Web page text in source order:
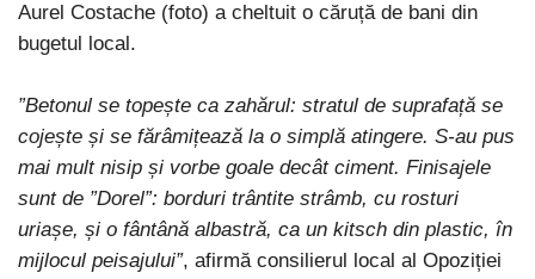
Aurel Costache (foto) a cheltuit o căruță de bani din
bugetul local.
”Betonul se topește ca zahărul: stratul de suprafață se
cojește și se fărâmițează la o simplă atingere. S-au pus
mai mult nisip și vorbe goale decât ciment. Finisajele
sunt de ”Dorel”: borduri trântite strâmb, cu rosturi
uriașe, și o fântână albastră, ca un kitsch din plastic, în
mijlocul peisajului”, afirmă consilierul local al Opoziției